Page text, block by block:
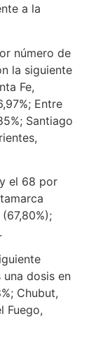
a la
número de
la siguiente
Fe,
Entre
Santiago
el 68 por
dosis en
Chubut,
Fuego,